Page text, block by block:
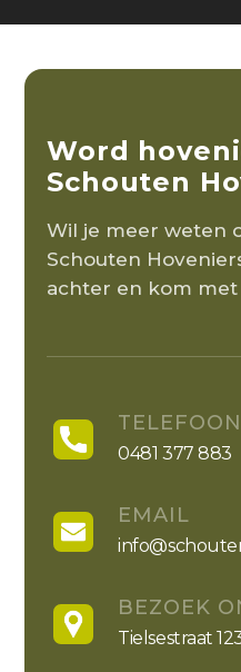
Word
Schouten
Wil je meer weten
Schouten
achter en kom
TELEFOON
0481 377 883
EMAIL
BEZOEK
Tielsestraat